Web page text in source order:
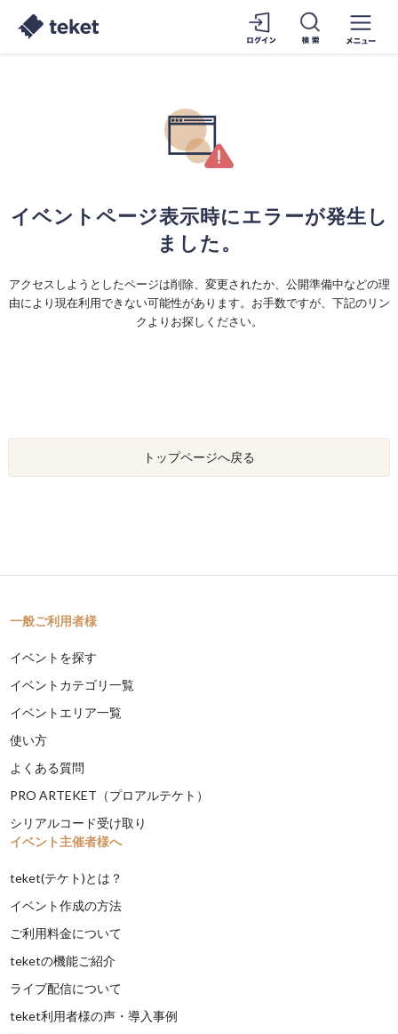
イベントページ表示時にエラーが発生し
ました。
アクセスしようとしたページは削除、変更されたか、公開準備中などの理
由により現在利用できない可能性があります。お手数ですが、下記のリン
クよりお探しください。
トップページへ戻る
一般ご利用者様
イベントを探す
イベントカテゴリ一覧
イベントエリア一覧
使い方
よくある質問
PRO ARTEKET（プロアルテケト）
シリアルコード受け取り
イベント主催者様へ
teket(テケト)とは？
イベント作成の方法
ご利用料金について
teketの機能ご紹介
ライブ配信について
teket利用者様の声・導入事例